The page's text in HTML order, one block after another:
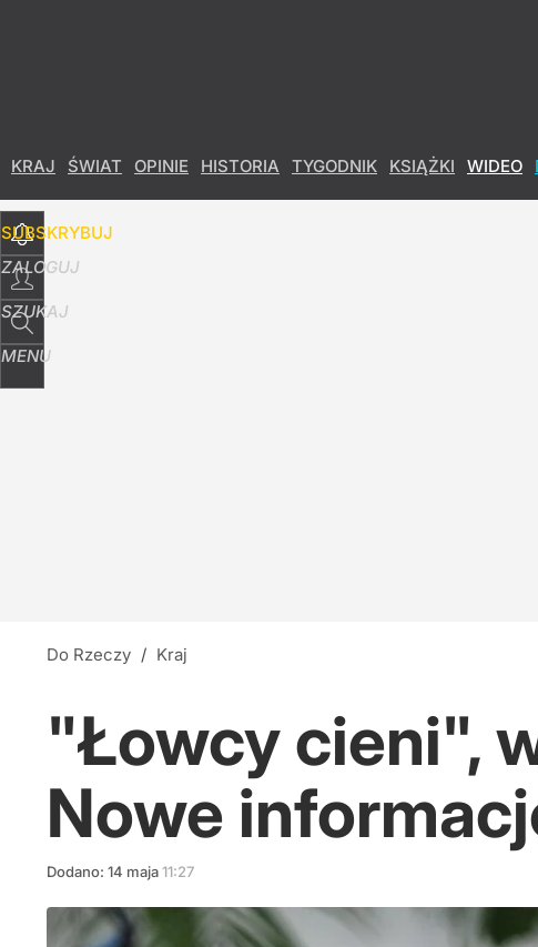
KRAJ ŚWIAT OPINIE HISTORIA TYGODNIK KSIĄŻKI WIDEO
SUBSKRYBUJ
ZALOGUJ
SZUKAJ
MENU
Do Rzeczy / Kraj
"Łowcy cieni",
Nowe
Dodano: 14 maja11:27